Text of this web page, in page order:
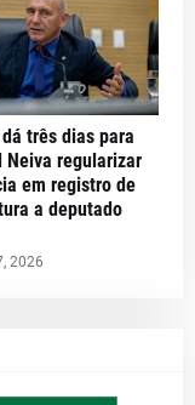
dá três dias para
Neiva regularizar
em registro de
a deputado
2026